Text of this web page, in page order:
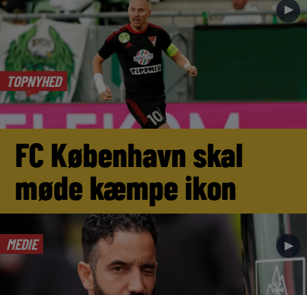
TOPNYHED
►
FC København skal
møde kæmpe ikon
MEDIE ►